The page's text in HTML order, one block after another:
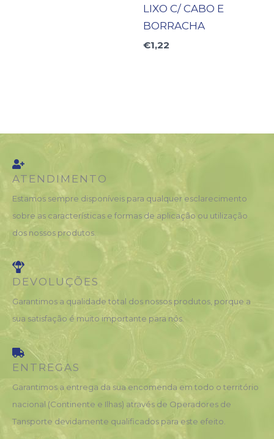
LIXO C/ CABO E
BORRACHA
€1,22
ATENDIMENTO
Estamos sempre disponíveis para qualquer esclarecimento
sobre as características e formas de aplicação ou utilização
dos nossos produtos.
DEVOLUÇÕES
Garantimos a qualidade total dos nossos produtos, porque a
sua satisfação é muito importante para nós.
ENTREGAS
Garantimos a entrega da sua encomenda em todo o território
nacional (Continente e Ilhas) através de Operadores de
Tansporte devidamente qualificados para este efeito.